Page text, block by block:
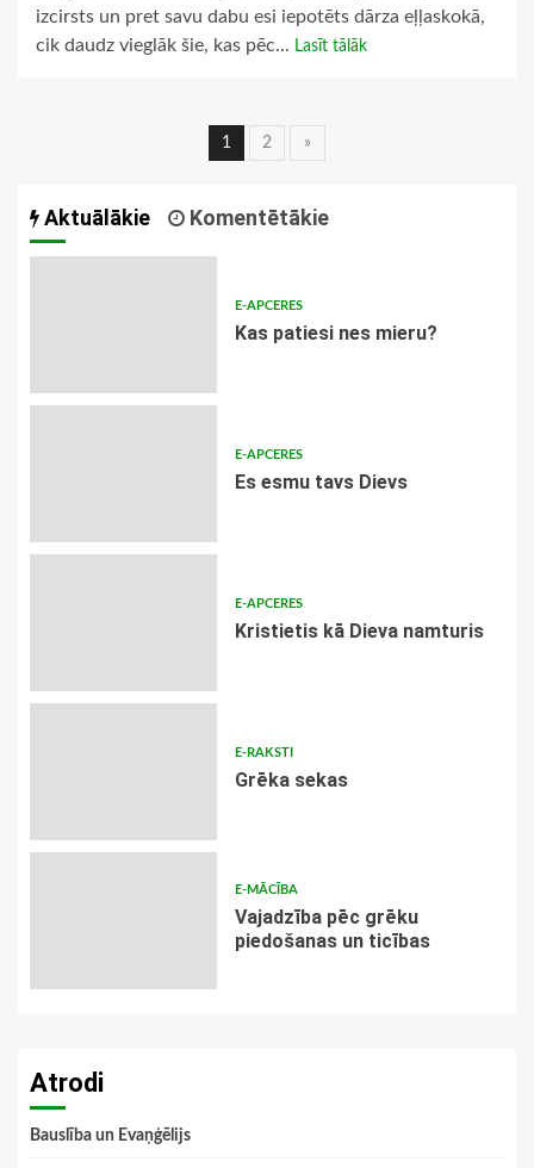
izcirsts un pret savu dabu esi iepotēts dārza eļļaskokā,
cik daudz vieglāk šie, kas pēc... Lasīt tālāk
Ziņu
1 2 »
Aktuālākie Komentētākie
E-APCERES
​Kas patiesi nes mieru?
E-APCERES
Es esmu tavs Dievs
E-APCERES
Kristietis kā Dieva namturis
E-RAKSTI
Grēka sekas
E-MĀCĪBA
Vajadzība pēc grēku
piedošanas un ticības
Atrodi
Bauslība un Evaņģēlijs